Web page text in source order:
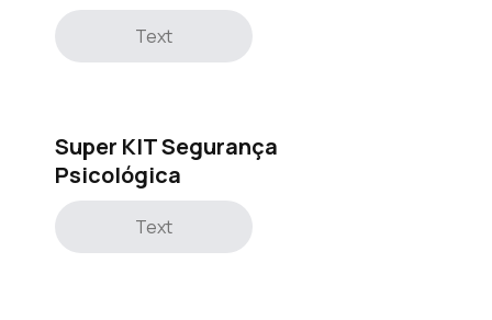
Text
Super KIT Segurança
Psicológica
Text